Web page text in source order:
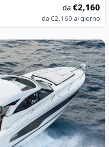
da€2,160
da€2,160 al giorno
LEADER 36 (2023)